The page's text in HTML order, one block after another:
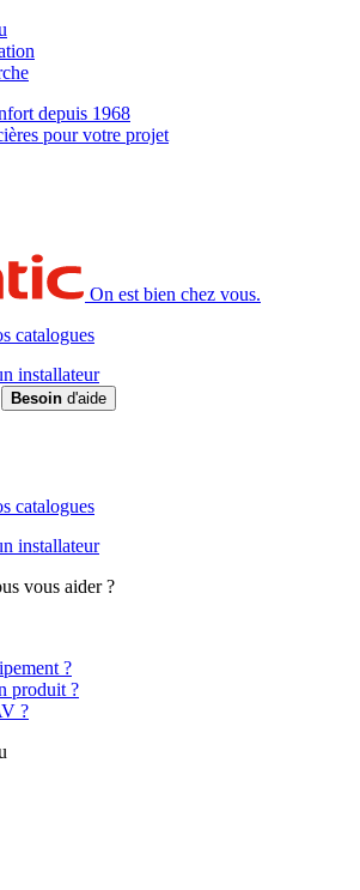
depuis 1968
pour votre projet
On est bien chez vous.
catalogues
installateur
Besoin d'aide
catalogues
installateur
vous aider ?
?
produit ?
?